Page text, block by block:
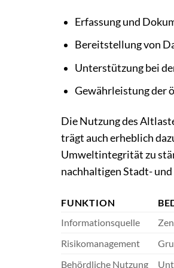
Erfassung und
Bereitstellung von
Unterstützung bei
Gewährleistung der
Die Nutzung des
trägt auch erheblich
Umweltintegrität zu
nachhaltigen Stadt-
FUNKTION
Informationsquelle
Risikomanagement
Behördliche Nutzung